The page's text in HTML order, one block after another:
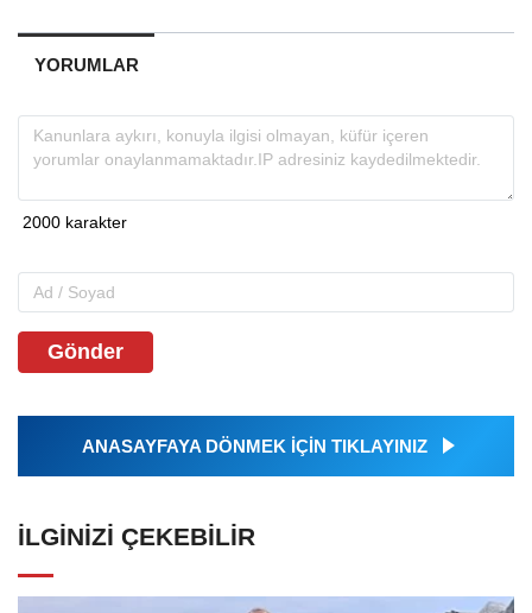
YORUMLAR
Gönder
ANASAYFAYA DÖNMEK İÇİN TIKLAYINIZ
İLGINIZI ÇEKEBILIR